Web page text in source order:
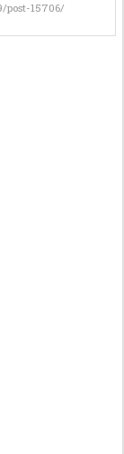
post-15706/